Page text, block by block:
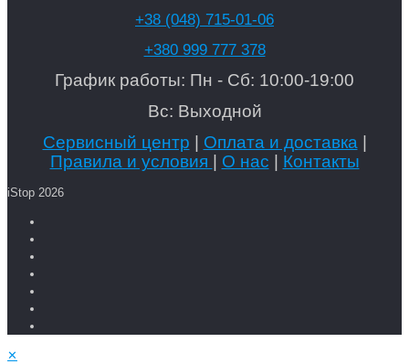
+38 (048) 715-01-06
+380 999 777 378
График работы: Пн - Сб: 10:00-19:00
Вс: Выходной
Сервисный центр
Оплата и доставка|
Правила и условия
О нас Контакты
iStop 2026
✕